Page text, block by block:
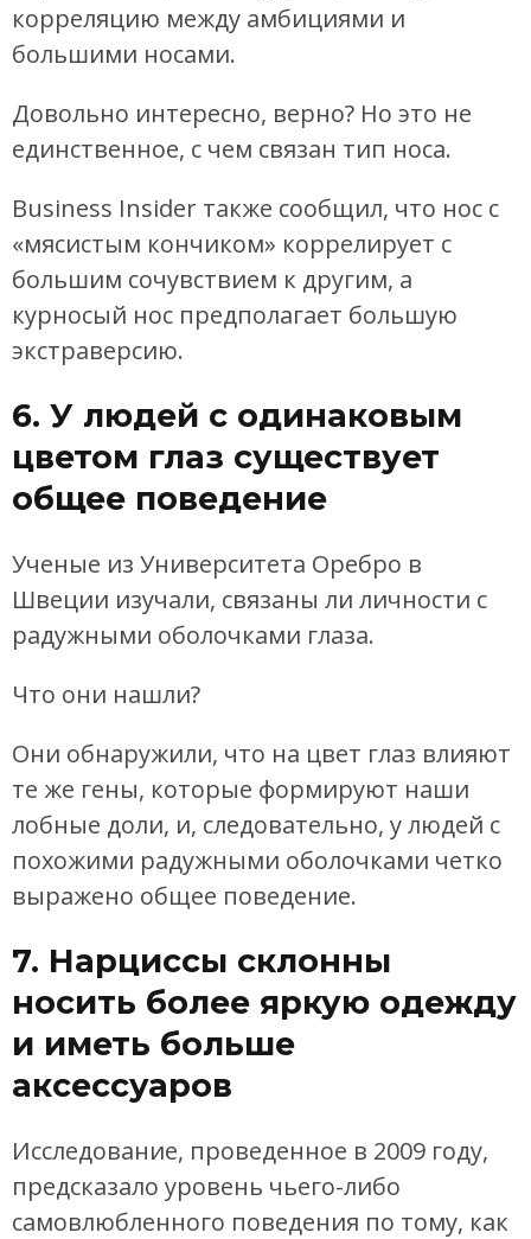
корреляцию между амбициями и
большими носами.
Довольно интересно, верно? Но это не
единственное, с чем связан тип носа.
Business Insider также сообщил, что нос с
«мясистым кончиком» коррелирует с
большим сочувствием к другим, а
курносый нос предполагает большую
экстраверсию.
6. У людей с одинаковым
цветом глаз существует
общее поведение
Ученые из Университета Оребро в
Швеции изучали, связаны ли личности с
радужными оболочками глаза.
Что они нашли?
Они обнаружили, что на цвет глаз влияют
те же гены, которые формируют наши
лобные доли, и, следовательно, у людей с
похожими радужными оболочками четко
выражено общее поведение.
7. Нарциссы склонны
носить более яркую одежду
и иметь больше
аксессуаров
Исследование, проведенное в 2009 году,
предсказало уровень чьего-либо
самовлюбленного поведения по тому, как